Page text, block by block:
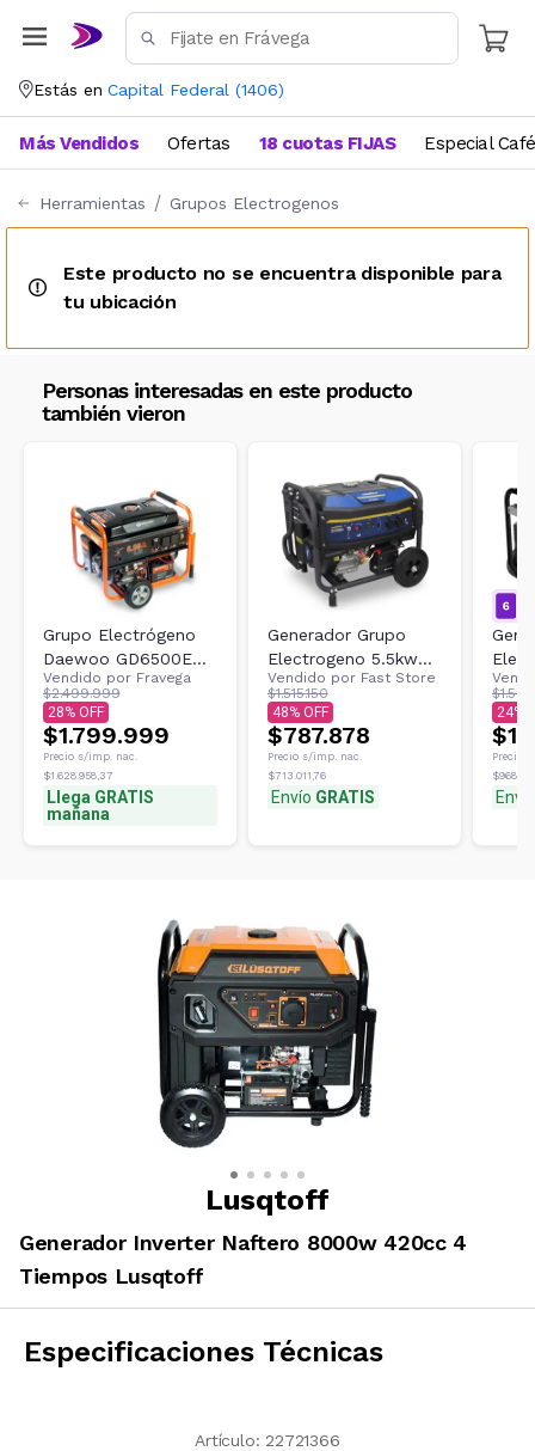
Estás en Capital Federal (1406)
Más Vendidos Ofertas 18 cuotas FIJAS Especial Café
Herramientas Grupos Electrogenos
Este producto no se encuentra disponible para
tu ubicación
Personas interesadas en este producto
también vieron
Grupo Electrógeno
Daewoo GD6500E
6,5 Kv
Vendido por Fravega
$2.499.999
28
$1.799.999
Precio s/imp. nac.
$1.628.958,37
Llega GRATIS
mañana
Generador Grupo
Electrogeno 5.5kw
Goodyear 13hp 220v
Vendido por Fast Store
$1.515.150
48
$787.878
Precio s/imp. nac.
$713.011,76
Envío GRATIS
24
Precio
Lusqtoff
Generador Inverter Naftero 8000w 420cc 4
Tiempos Lusqtoff
Especificaciones Técnicas
Artículo: 22721366